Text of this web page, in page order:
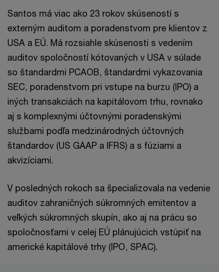
Santos má viac ako 23 rokov skúseností s
externým auditom a poradenstvom pre klientov z
USA a EÚ. Má rozsiahle skúsenosti s vedením
auditov spoločností kótovaných v USA v súlade
so štandardmi PCAOB, štandardmi vykazovania
SEC, poradenstvom pri vstupe na burzu (IPO) a
iných transakciách na kapitálovom trhu, rovnako
aj s komplexnými účtovnými poradenskými
službami podľa medzinárodných účtovných
štandardov (US GAAP a IFRS) a s fúziami a
akvizíciami.
V posledných rokoch sa špecializovala na vedenie
auditov zahraničných súkromných emitentov a
veľkých súkromných skupín, ako aj na prácu so
spoločnosťami v celej EÚ plánujúcich vstúpiť na
americké kapitálové trhy (IPO, SPAC).